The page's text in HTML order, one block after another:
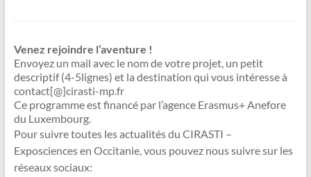
Venez rejoindre l’aventure !
Envoyez un mail avec le nom de votre projet, un petit
descriptif (4-5lignes) et la destination qui vous intéresse à
contact[@]cirasti-mp.fr
Ce programme est financé par l’agence Erasmus+ Anefore
du Luxembourg.
Pour suivre toutes les actualités du CIRASTI –
Exposciences en Occitanie, vous pouvez nous suivre sur les
réseaux sociaux: